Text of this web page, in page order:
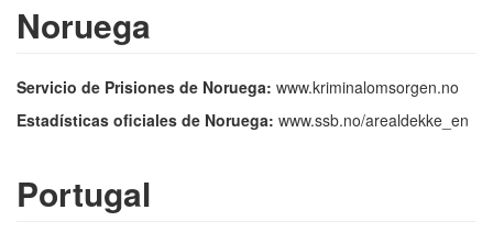
Noruega
Servicio de Prisiones de Noruega: www.kriminalomsorgen.no
Estadísticas oficiales de Noruega: www.ssb.no/arealdekke_en
Portugal